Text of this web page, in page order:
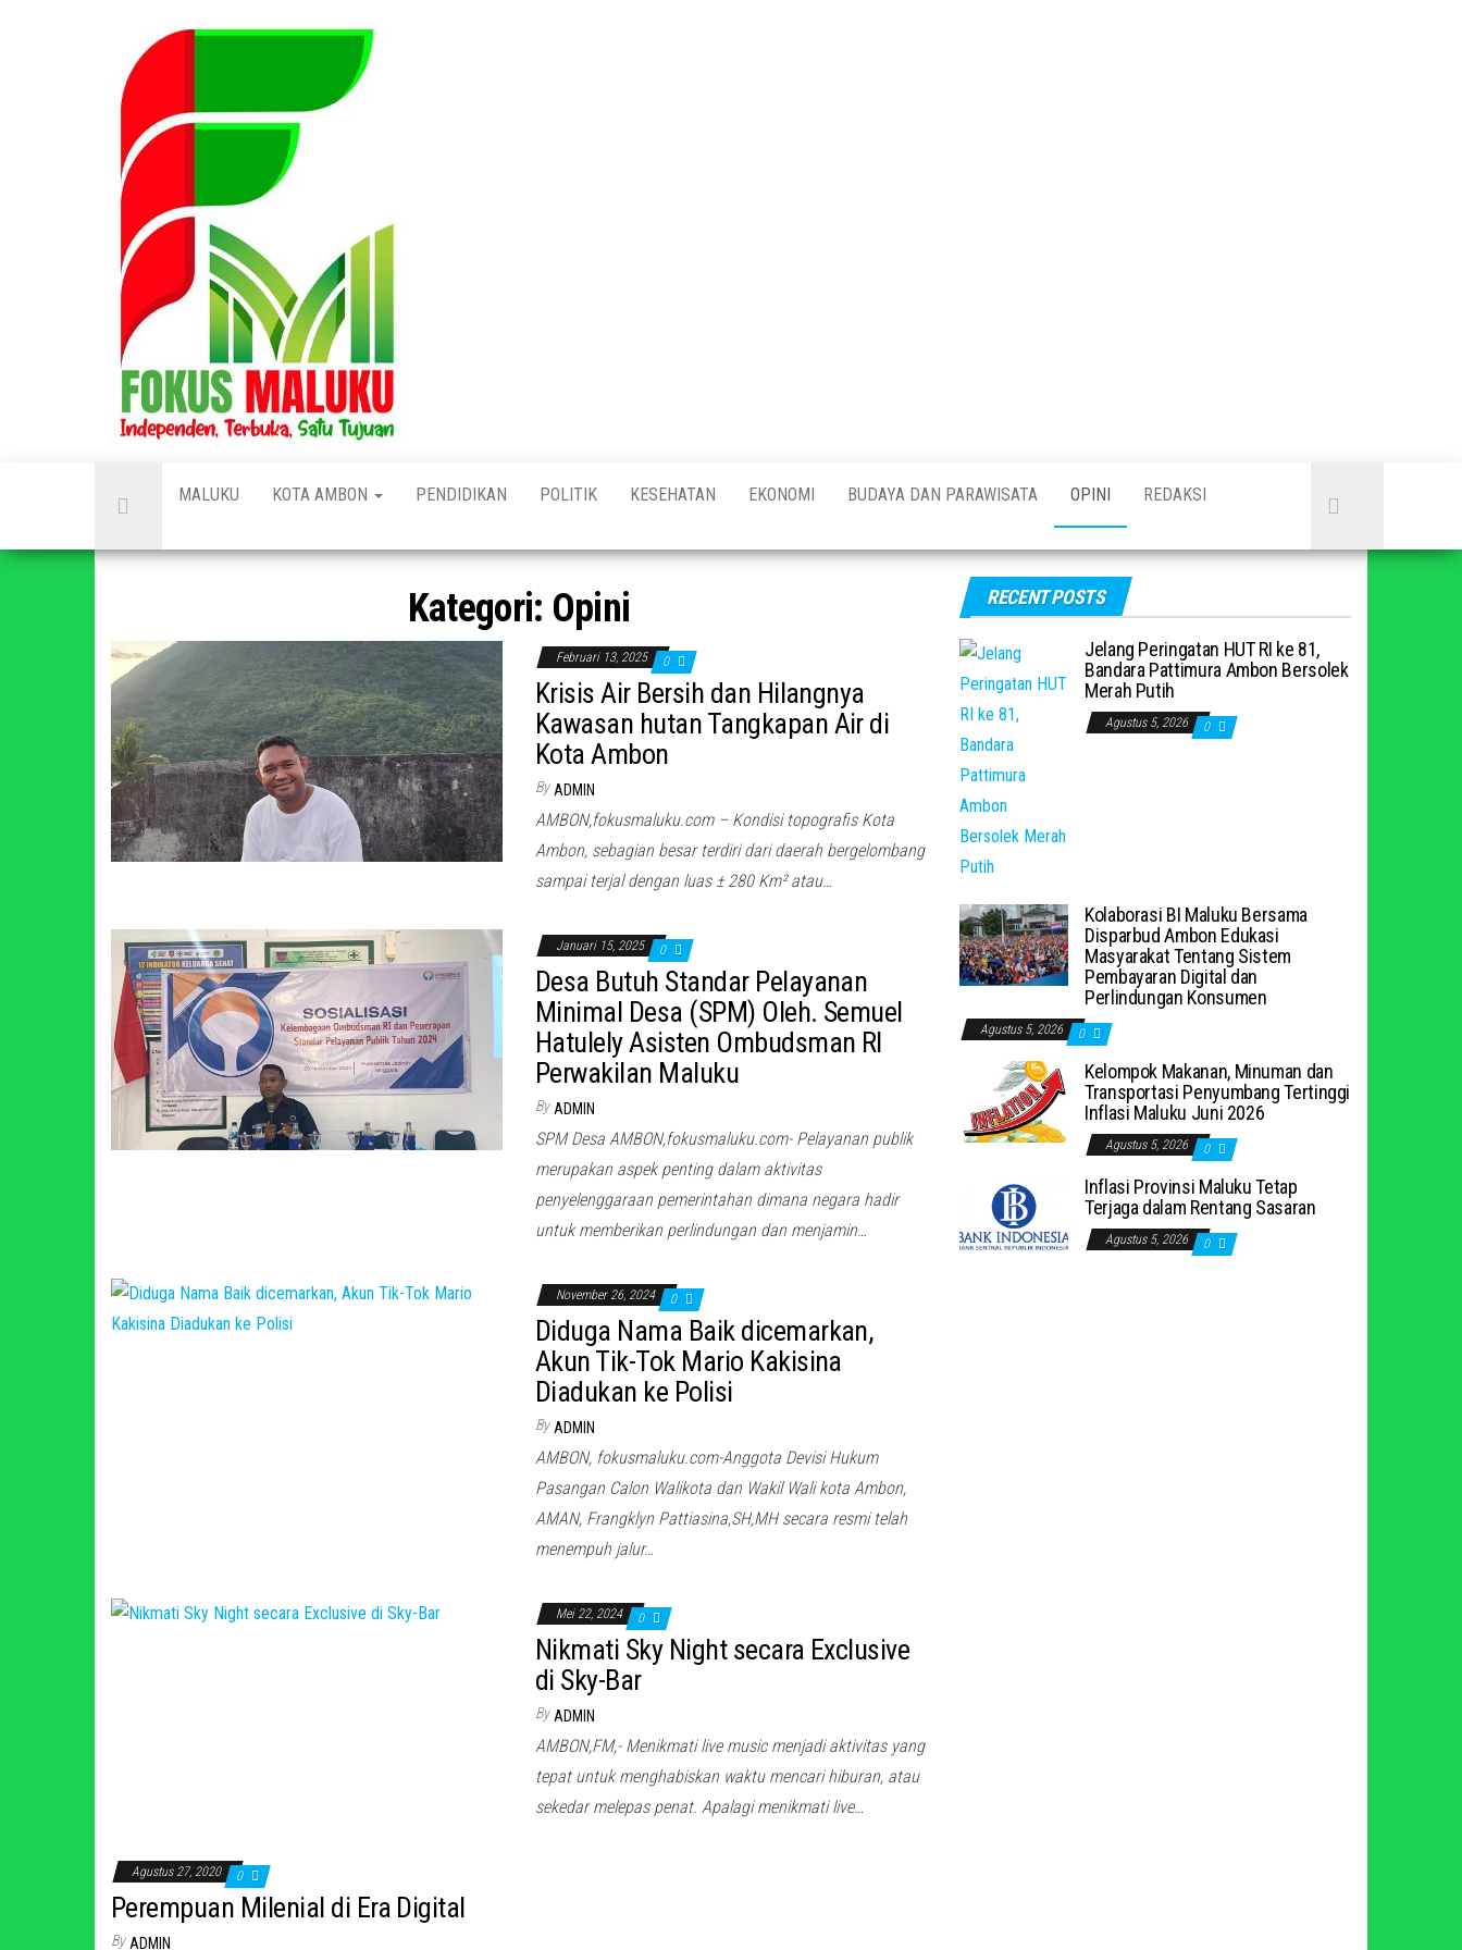
MALUKU KOTA AMBON PENDIDIKAN POLITIK KESEHATAN EKONOMI BUDAYA DAN PARAWISATA OPINI REDAKSI
Kategori: Opini
Februari 13, 2025 0
Krisis Air Bersih dan Hilangnya
Kawasan hutan Tangkapan Air di
Kota Ambon
By ADMIN
AMBON,fokusmaluku.com – Kondisi topografis Kota
Ambon, sebagian besar terdiri dari daerah bergelombang
sampai terjal dengan luas ± 280 Km² atau…
Januari 15, 2025 0
Desa Butuh Standar Pelayanan
Minimal Desa (SPM) Oleh. Semuel
Hatulely Asisten Ombudsman RI
Perwakilan Maluku
By ADMIN
SPM Desa AMBON,fokusmaluku.com- Pelayanan publik
merupakan aspek penting dalam aktivitas
penyelenggaraan pemerintahan dimana negara hadir
untuk memberikan perlindungan dan menjamin…
November 26, 2024 0
Diduga Nama Baik dicemarkan,
Akun Tik-Tok Mario Kakisina
Diadukan ke Polisi
By ADMIN
AMBON, fokusmaluku.com-Anggota Devisi Hukum
Pasangan Calon Walikota dan Wakil Wali kota Ambon,
AMAN, Frangklyn Pattiasina,SH,MH secara resmi telah
menempuh jalur…
Mei 22, 2024 0
Nikmati Sky Night secara Exclusive
di Sky-Bar
By ADMIN
AMBON,FM,- Menikmati live music menjadi aktivitas yang
tepat untuk menghabiskan waktu mencari hiburan, atau
sekedar melepas penat. Apalagi menikmati live…
Agustus 27, 2020 0
Perempuan Milenial di Era Digital
By ADMIN
RECENT POSTS
Jelang Peringatan HUT RI ke 81,
Bandara Pattimura Ambon Bersolek
Merah Putih
Agustus 5, 2026 0
Kolaborasi BI Maluku Bersama
Disparbud Ambon Edukasi
Masyarakat Tentang Sistem
Pembayaran Digital dan
Perlindungan Konsumen
Agustus 5, 2026 0
Kelompok Makanan, Minuman dan
Transportasi Penyumbang Tertinggi
Inflasi Maluku Juni 2026
Agustus 5, 2026 0
Inflasi Provinsi Maluku Tetap
Terjaga dalam Rentang Sasaran
Agustus 5, 2026 0